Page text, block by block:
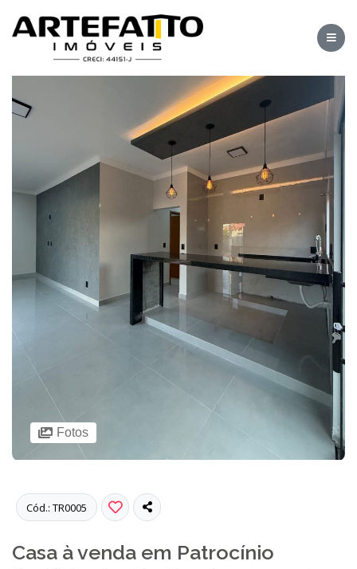
Fotos
Cód.: TR0005
Casa à venda em Patrocínio